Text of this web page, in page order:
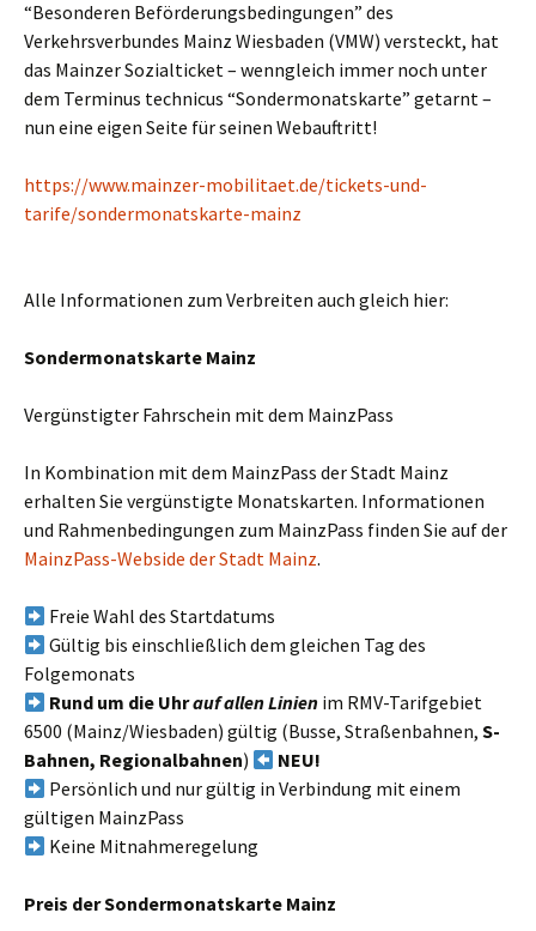
“Besonderen Beförderungsbedingungen” des
Verkehrsverbundes Mainz Wiesbaden (VMW) versteckt, hat
das Mainzer Sozialticket – wenngleich immer noch unter
dem Terminus technicus “Sondermonatskarte” getarnt –
nun eine eigen Seite für seinen Webauftritt!
https://www.mainzer-mobilitaet.de/tickets-und-
tarife/sondermonatskarte-mainz
Alle Informationen zum Verbreiten auch gleich hier:
Sondermonatskarte Mainz
Vergünstigter Fahrschein mit dem MainzPass
In Kombination mit dem MainzPass der Stadt Mainz
erhalten Sie vergünstigte Monatskarten. Informationen
und Rahmenbedingungen zum MainzPass finden Sie auf der
MainzPass-Webside der Stadt Mainz.
Freie Wahl des Startdatums
Gültig bis einschließlich dem gleichen Tag des
Folgemonats
Rund um die Uhrauf allen Linien im RMV-Tarifgebiet
6500 (Mainz/Wiesbaden) gültig (Busse, Straßenbahnen, S-
Bahnen, Regionalbahnen)
NEU!
Persönlich und nur gültig in Verbindung mit einem
gültigen MainzPass
Keine Mitnahmeregelung
Preis der Sondermonatskarte Mainz